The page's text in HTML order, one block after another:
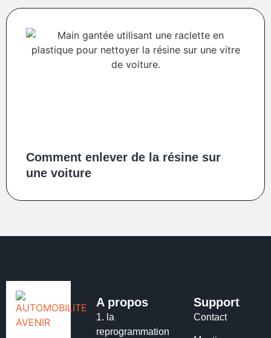
Comment enlever de la résine sur
une voiture
A propos
1. la
reprogrammation
Support
Contact